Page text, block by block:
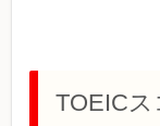
TOEIC